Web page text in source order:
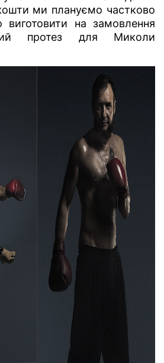
ми плануємо частково
виготовити на замовлення
протез для Миколи